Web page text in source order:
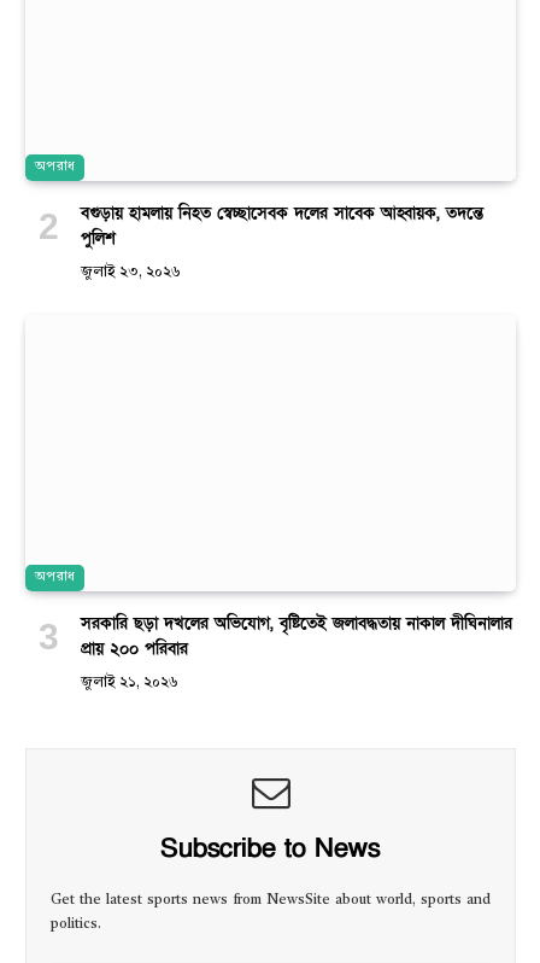
অপরাধ
বগুড়ায় হামলায় নিহত স্বেচ্ছাসেবক দলের সাবেক আহ্বায়ক, তদন্তে
পুলিশ
জুলাই ২৩, ২০২৬
অপরাধ
সরকারি ছড়া দখলের অভিযোগ, বৃষ্টিতেই জলাবদ্ধতায় নাকাল দীঘিনালার
প্রায় ২০০ পরিবার
জুলাই ২১, ২০২৬
Subscribe to News
Get the latest sports news from NewsSite about world, sports and
politics.